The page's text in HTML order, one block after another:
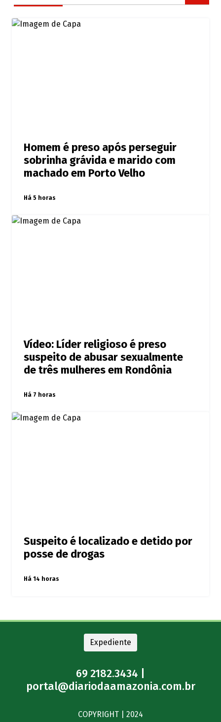
Homem é preso após perseguir
sobrinha grávida e marido com
machado em Porto Velho
Há 5 horas
Vídeo: Líder religioso é preso
suspeito de abusar sexualmente
de três mulheres em Rondônia
Há 7 horas
Suspeito é localizado e detido por
posse de drogas
Há 14 horas
Expediente
69 2182.3434 |
portal@diariodaamazonia.com.br
COPYRIGHT | 2024